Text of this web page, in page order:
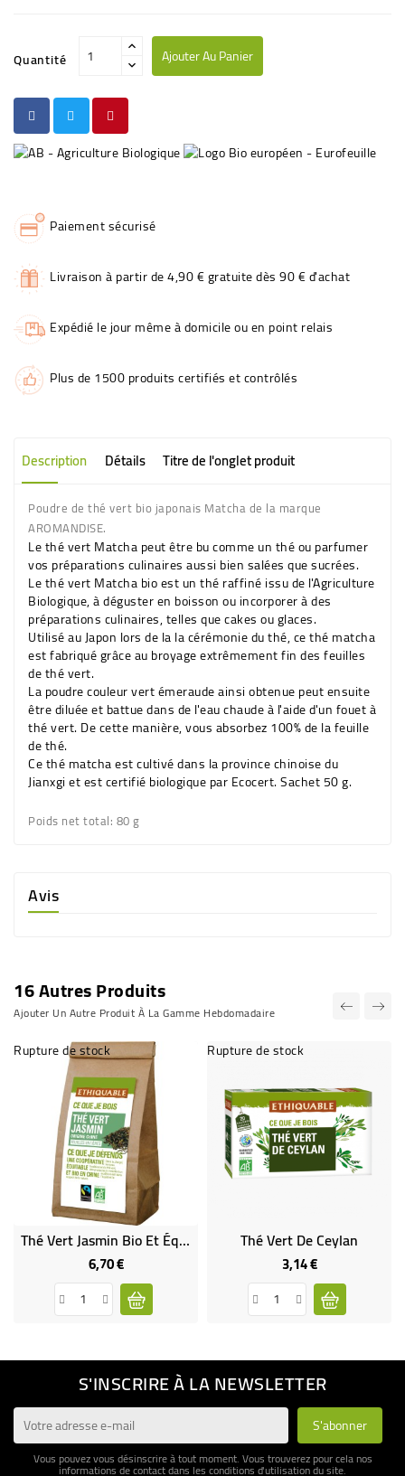
Quantité Ajouter Au Panier
Paiement sécurisé
Livraison à partir de 4,90 € gratuite dès 90 € d'achat
Expédié le jour même à domicile ou en point relais
Plus de 1500 produits certifiés et contrôlés
Description Détails Titre de l'onglet produit
Poudre de thé vert bio japonais Matcha de la marque
AROMANDISE.
Le thé vert Matcha peut être bu comme un thé ou parfumer
vos préparations culinaires aussi bien salées que sucrées.
Le thé vert Matcha bio est un thé raffiné issu de l'Agriculture
Biologique, à déguster en boisson ou incorporer à des
préparations culinaires, telles que cakes ou glaces.
Utilisé au Japon lors de la la cérémonie du thé, ce thé matcha
est fabriqué grâce au broyage extrêmement fin des feuilles
de thé vert.
La poudre couleur vert émeraude ainsi obtenue peut ensuite
être diluée et battue dans de l'eau chaude à l'aide d'un fouet à
thé vert. De cette manière, vous absorbez 100% de la feuille
de thé.
Ce thé matcha est cultivé dans la province chinoise du
Jianxgi et est certifié biologique par Ecocert. Sachet 50 g.
Poids net total: 80 g
Avis
16 Autres Produits
Ajouter Un Autre Produit À La Gamme Hebdomadaire
Rupture de stock
Thé Vert Jasmin Bio Et Équitable
6,70 €Prix
Rupture de stock
Thé Vert De Ceylan
3,14 €Prix
S'INSCRIRE À LA NEWSLETTER
Vous pouvez vous désinscrire à tout moment. Vous trouverez pour cela nos
informations de contact dans les conditions d'utilisation du site.